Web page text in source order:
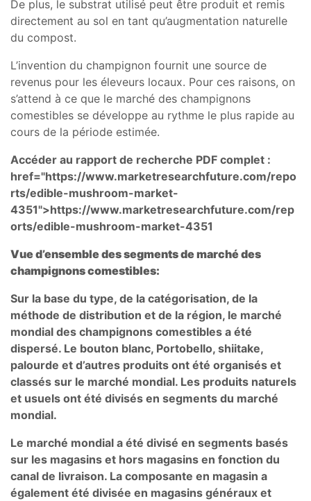
De plus, le substrat utilisé peut être produit et remis
directement au sol en tant qu’augmentation naturelle
du compost.
L’invention du champignon fournit une source de
revenus pour les éleveurs locaux. Pour ces raisons, on
s’attend à ce que le marché des champignons
comestibles se développe au rythme le plus rapide au
cours de la période estimée.
Accéder au rapport de recherche PDF complet :
href="https://www.marketresearchfuture.com/repo
rts/edible-mushroom-market-
4351">https://www.marketresearchfuture.com/rep
orts/edible-mushroom-market-4351
Vue d’ensemble des segments de marché des
champignons comestibles:
Sur la base du type, de la catégorisation, de la
méthode de distribution et de la région, le marché
mondial des champignons comestibles a été
dispersé. Le bouton blanc, Portobello, shiitake,
palourde et d’autres produits ont été organisés et
classés sur le marché mondial. Les produits naturels
et usuels ont été divisés en segments du marché
mondial.
Le marché mondial a été divisé en segments basés
sur les magasins et hors magasins en fonction du
canal de livraison. La composante en magasin a
également été divisée en magasins généraux et